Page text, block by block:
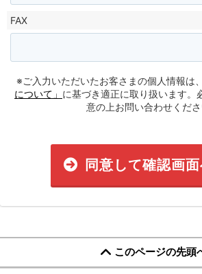
FAX
※ご入力いただいたお客さまの個人情報は、
について」 に基づき適正に取り扱います。
意の上お問い合わせくださ
同意して確認画
このページの先頭